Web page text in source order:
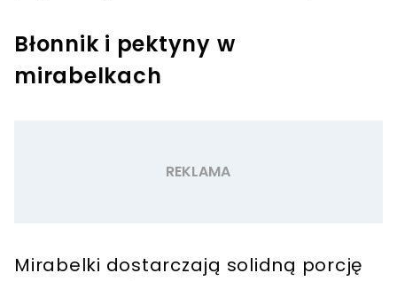
Błonnik i pektyny w
mirabelkach
Mirabelki dostarczają solidną porcję